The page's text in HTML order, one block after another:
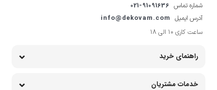
شماره تماس 021-91091636
آدرس ایمیل info@dekovam.com
ساعت کاری 10 الی 18
راهنمای خرید
خدمات مشتریان